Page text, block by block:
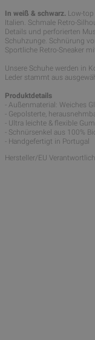
In weiß & schwarz. Low-
Italien. Schmale Retro-
Details und perforierten
Schuhzunge. Schnürung
Sportliche Retro-Sneaker
Unsere Schuhe werden in
Leder stammt aus
Produktdetails
- Außenmaterial: Weiches
- Gepolsterte,
- Ultra leichte & flexible
- Schnürsenkel aus 100%
- Handgefertigt in Portugal
Hersteller/EU